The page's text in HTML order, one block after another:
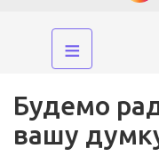
≡
Будемо
вашу